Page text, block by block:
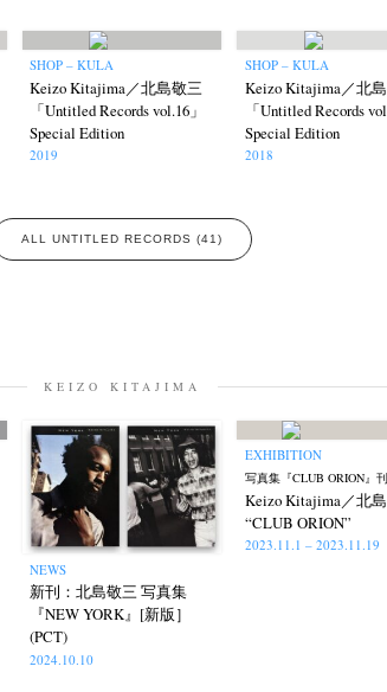
SHOP – KULA
Keizo Kitajima／北島敬三
「Untitled Records vol.16」
Special Edition
2019
SHOP – KULA
Keizo Kitajima／北
「Untitled Records
Special Edition
2018
ALL UNTITLED RECORDS (41)
KEIZO KITAJIMA
NEWS
新刊：北島敬三 写真集
『NEW YORK』[新版］
(PCT)
2024.10.10
EXHIBITION
写真集『CLUB ORION』
Keizo Kitajima／北
“CLUB ORION”
2023.11.1 – 2023.11.19